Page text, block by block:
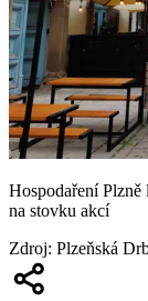
Hospodaření
na stovku akcí
Zdroj: Plzeňská